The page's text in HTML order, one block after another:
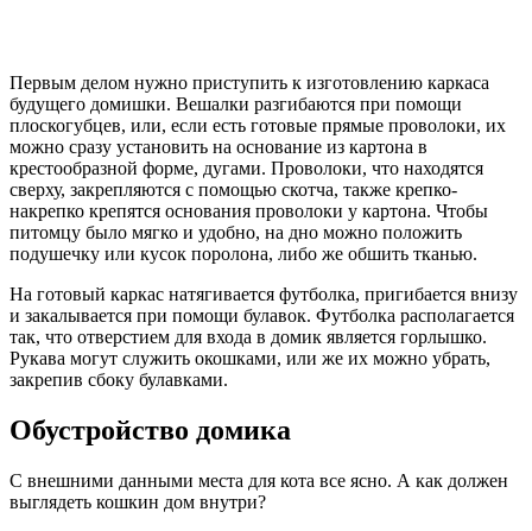
Первым делом нужно приступить к изготовлению каркаса
будущего домишки. Вешалки разгибаются при помощи
плоскогубцев, или, если есть готовые прямые проволоки, их
можно сразу установить на основание из картона в
крестообразной форме, дугами. Проволоки, что находятся
сверху, закрепляются с помощью скотча, также крепко-
накрепко крепятся основания проволоки у картона. Чтобы
питомцу было мягко и удобно, на дно можно положить
подушечку или кусок поролона, либо же обшить тканью.
На готовый каркас натягивается футболка, пригибается внизу
и закалывается при помощи булавок. Футболка располагается
так, что отверстием для входа в домик является горлышко.
Рукава могут служить окошками, или же их можно убрать,
закрепив сбоку булавками.
Обустройство домика
С внешними данными места для кота все ясно. А как должен
выглядеть кошкин дом внутри?